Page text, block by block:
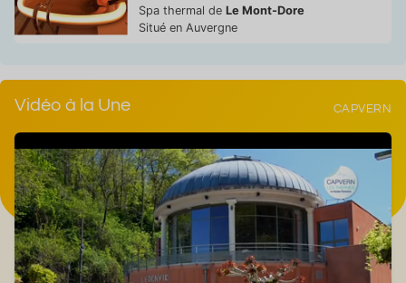
Spa thermal de Le Mont-Dore
Situé en Auvergne
Vidéo à la Une CAPVERN